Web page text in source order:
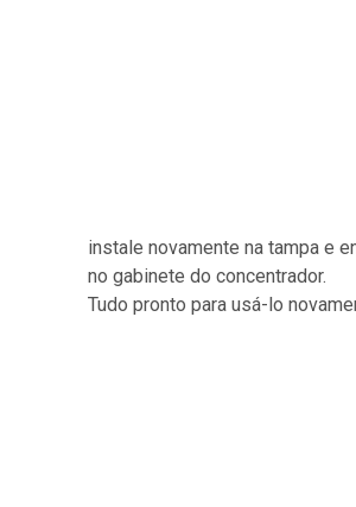
instale novamente na tampa e
no gabinete do concentrador.
Tudo pronto para usá-lo